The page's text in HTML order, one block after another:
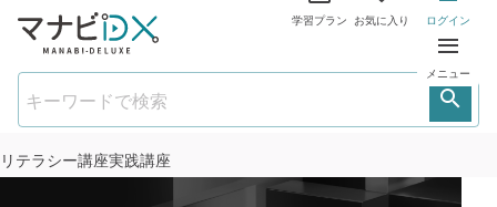
学習プラン お気に入り ログイン
メニュー
リテラシー講座実践講座